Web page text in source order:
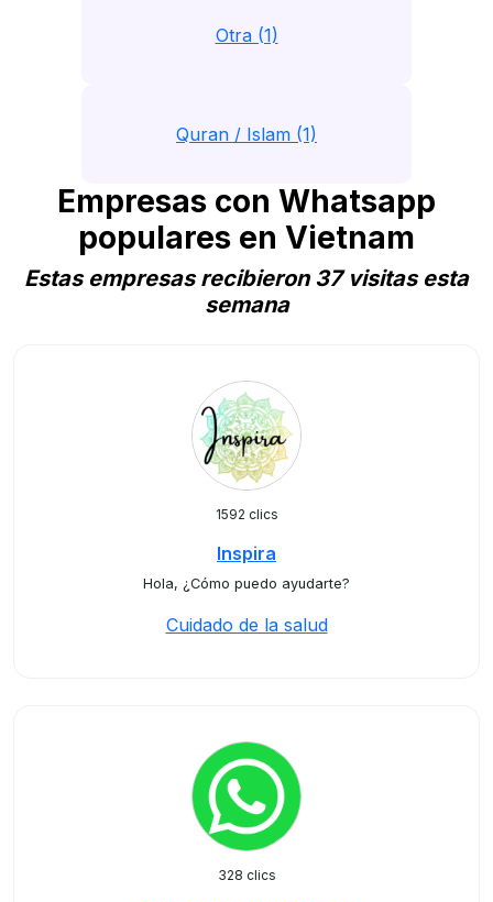
Otra (1)
Quran / Islam (1)
Empresas con Whatsapp
populares en Vietnam
Estas empresas recibieron 37 visitas esta
semana
1592 clics
Inspira
Hola, ¿Cómo puedo ayudarte?
Cuidado de la salud
328 clics